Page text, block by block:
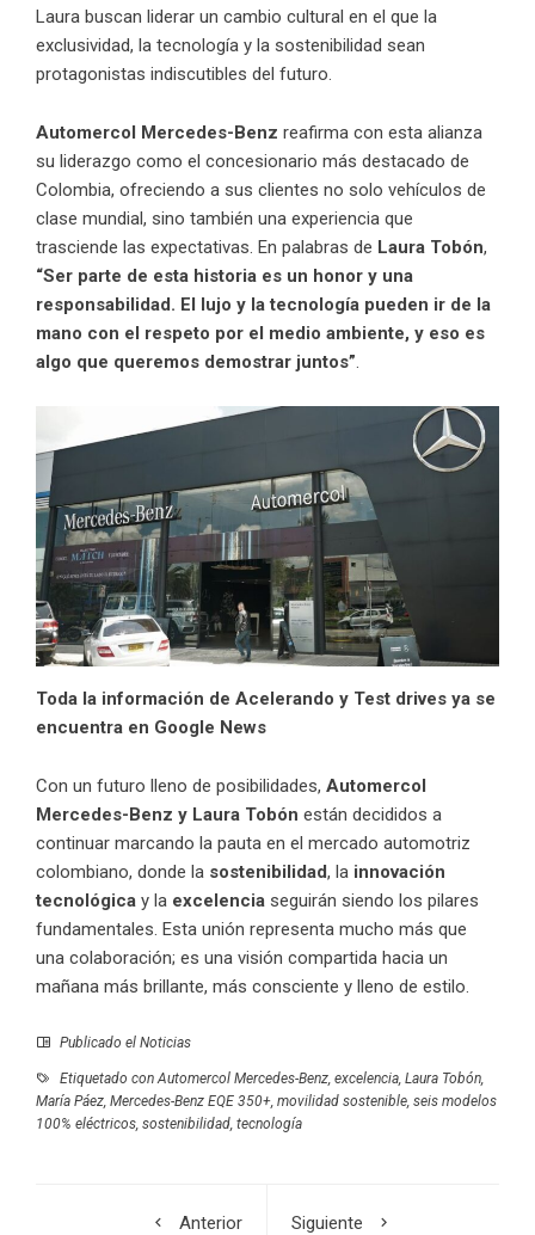
Laura buscan liderar un cambio cultural en el que la
exclusividad, la tecnología y la sostenibilidad sean
protagonistas indiscutibles del futuro.
Automercol Mercedes-Benz reafirma con esta alianza
su liderazgo como el concesionario más destacado de
Colombia, ofreciendo a sus clientes no solo vehículos de
clase mundial, sino también una experiencia que
trasciende las expectativas. En palabras de Laura Tobón,
“Ser parte de esta historia es un honor y una
responsabilidad. El lujo y la tecnología pueden ir de la
mano con el respeto por el medio ambiente, y eso es
algo que queremos demostrar juntos”.
Toda la información de Acelerando y Test drives ya se
encuentra en Google News
Con un futuro lleno de posibilidades, Automercol
Mercedes-Benz y Laura Tobón están decididos a
continuar marcando la pauta en el mercado automotriz
colombiano, donde la sostenibilidad, la innovación
tecnológica y la excelencia seguirán siendo los pilares
fundamentales. Esta unión representa mucho más que
una colaboración; es una visión compartida hacia un
mañana más brillante, más consciente y lleno de estilo.
Publicado el Noticias
Etiquetado conAutomercol Mercedes-Benz, excelencia, Laura Tobón,
María Páez, Mercedes-Benz EQE 350+, movilidad sostenible, seis modelos
100% eléctricos, sostenibilidad, tecnología
Anterior
Siguiente